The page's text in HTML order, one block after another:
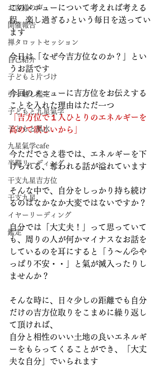
お客様の声
開催報告
禅タロットセッション
自己紹介
子どもと片づけ
引っ越し鑑定
子どもと九星氣学
子どもと風水
九星氣学cafe
半期リーディング
干支九星吉方位
干支九星
イヤーリーディング
鑑定
このメニューについて考えれば考える
程、楽し過ぎる♪という毎日を送ってい
ます
今日は「なぜ今吉方位なのか？」とい
うお話です
今回のメニューに吉方位をお伝えする
ことを入れた理由はただ一つ
「吉方位で１人ひとりのエネルギーを
高めて欲しいから」
今ただでさえ巷では、エネルギーを下
げられる、奪われる話が溢れています
そんな中で、自分をしっかり持ち続け
るのはなかなか大変ではないですか？
自分では「大丈夫！」って思っていて
も、周りの人が何かマイナスなお話を
しているのを耳にすると「う～ん💦や
っぱり不安・・」と氣が滅入ったりし
ませんか？
そんな時に、日々少しの距離でも自分
だけの吉方位取りをこまめに繰り返し
て頂ければ、
自分と相性のいい土地の良いエネルギ
ーをもらってくることができ、「大丈
夫な自分」でいられます